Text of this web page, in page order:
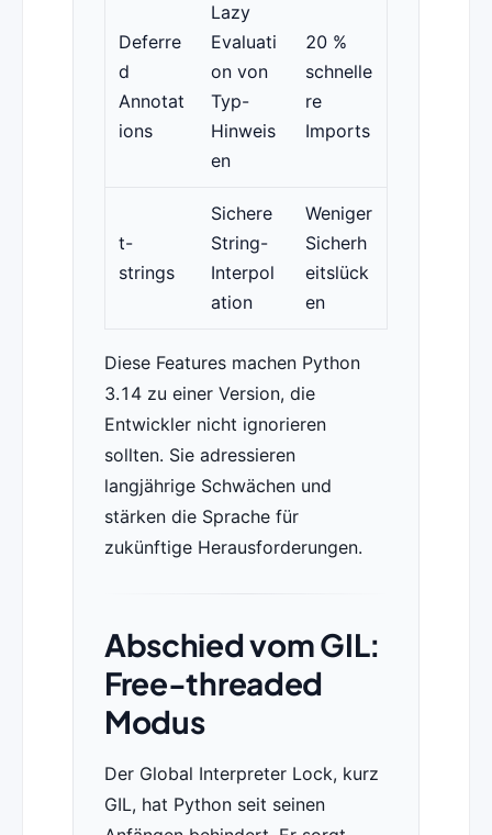
Deferre
d
Annotat
ions
Lazy
Evaluati
on von
Typ-
Hinweis
en
20 %
schnelle
re
Imports
t-
strings
Sichere
String-
Interpol
ation
Weniger
Sicherh
eitslück
en
Diese Features machen Python
3.14 zu einer Version, die
Entwickler nicht ignorieren
sollten. Sie adressieren
langjährige Schwächen und
stärken die Sprache für
zukünftige Herausforderungen.
Abschied vom GIL:
Free-threaded
Modus
Der Global Interpreter Lock, kurz
GIL, hat Python seit seinen